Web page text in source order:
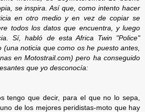
se inspira. Así que, como intento hacer
en otro medio y en vez de copiar se
todos los datos que encuentra, y luego
Sí, habló de esta Africa Twin "Police"
(una noticia que como os he puesto antes,
en Motostrail.com) pero ha conseguido
que yo desconocía:
tengo que decir, para el que no lo sepa,
de los mejores peridistas-moto que hay